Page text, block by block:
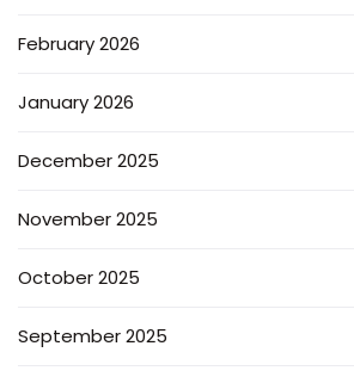
February 2026
January 2026
December 2025
November 2025
October 2025
September 2025